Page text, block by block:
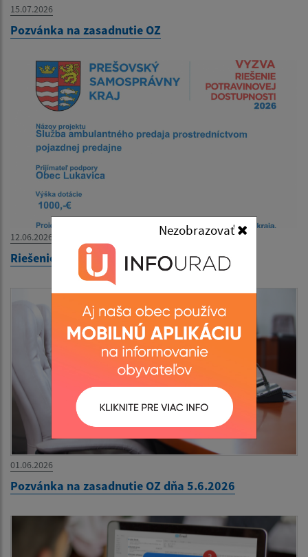
Nezobrazovať
15.07.2026
Pozvánka na zasadnutie OZ
12.06.2026
Riešenie potravinovej dostupnosti
01.06.2026
Pozvánka na zasadnutie OZ dňa 5.6.2026